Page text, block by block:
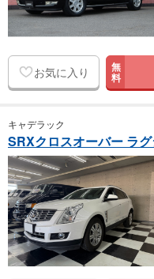
お気に入り 無
料
キャデラック
SRXクロスオーバー ラ